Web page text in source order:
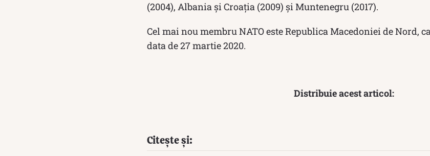
(2004), Albania și Croația (2009) și Muntenegru (2017).
Cel mai nou membru NATO este Republica Macedoniei de Nord,
data de 27 martie 2020.
Distribuie acest articol:
Citește și: